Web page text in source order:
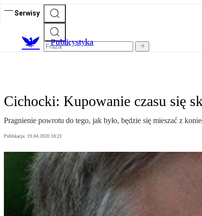
Serwisy
Publicystyka
Cichocki: Kupowanie czasu się
Pragnienie powrotu do tego, jak było, będzie się mieszać z
Publikacja: 19.04.2020 18:21